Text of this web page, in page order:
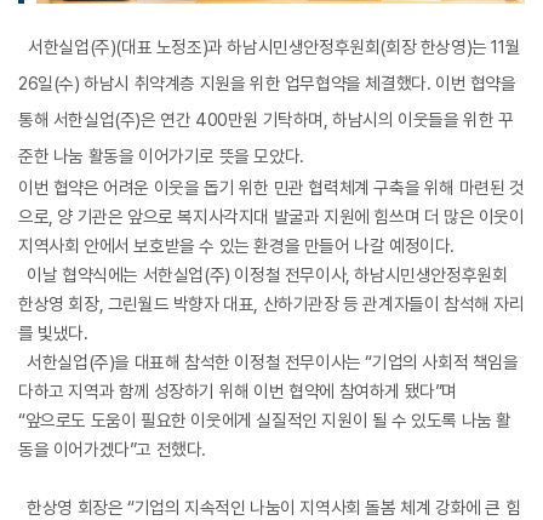
서한실업(주)(대표 노정조)과 하남시민생안정후원회(회장 한상영)는 11월
26일(수) 하남시 취약계층 지원을 위한 업무협약을 체결했다. 이번 협약을
통해 서한실업(주)은 연간 400만원 기탁하며, 하남시의 이웃들을 위한 꾸
준한 나눔 활동을 이어가기로 뜻을 모았다.
이번 협약은 어려운 이웃을 돕기 위한 민관 협력체계 구축을 위해 마련된 것
으로, 양 기관은 앞으로 복지사각지대 발굴과 지원에 힘쓰며 더 많은 이웃이
지역사회 안에서 보호받을 수 있는 환경을 만들어 나갈 예정이다.
이날 협약식에는 서한실업(주) 이정철 전무이사, 하남시민생안정후원회
한상영 회장, 그린월드 박향자 대표, 산하기관장 등 관계자들이 참석해 자리
를 빛냈다.
서한실업(주)을 대표해 참석한 이정철 전무이사는 “기업의 사회적 책임을
다하고 지역과 함께 성장하기 위해 이번 협약에 참여하게 됐다”며
“앞으로도 도움이 필요한 이웃에게 실질적인 지원이 될 수 있도록 나눔 활
동을 이어가겠다”고 전했다.
한상영 회장은 “기업의 지속적인 나눔이 지역사회 돌봄 체계 강화에 큰 힘